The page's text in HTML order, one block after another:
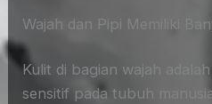
Wajah dan Pipi Memiliki
Kulit di bagian wajah
sensitif pada tubuh